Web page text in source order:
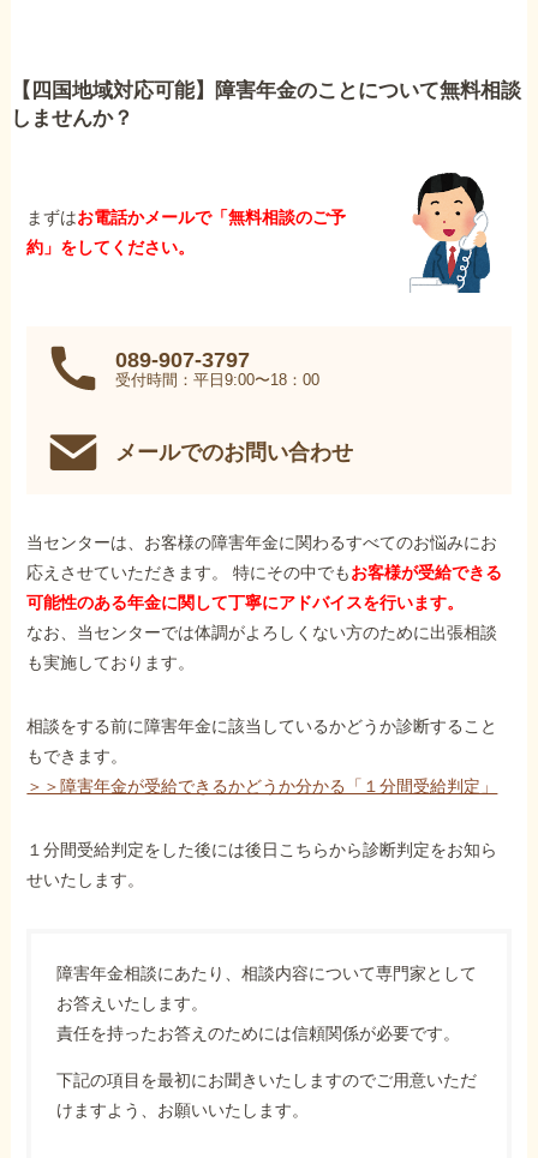
【四国地域対応可能】障害年金のことについて無料相談
しませんか？
まずはお電話かメールで「無料相談のご予
約」をしてください。
089-907-3797
受付時間：平日9:00〜18：00
メールでのお問い合わせ
当センターは、お客様の障害年金に関わるすべてのお悩みにお
応えさせていただきます。 特にその中でもお客様が受給できる
可能性のある年金に関して丁寧にアドバイスを行います。
なお、当センターでは体調がよろしくない方のために出張相談
も実施しております。
相談をする前に障害年金に該当しているかどうか診断すること
もできます。
＞＞障害年金が受給できるかどうか分かる「１分間受給判定」
１分間受給判定をした後には後日こちらから診断判定をお知ら
せいたします。
障害年金相談にあたり、相談内容について専門家として
お答えいたします。
責任を持ったお答えのためには信頼関係が必要です。
下記の項目を最初にお聞きいたしますのでご用意いただ
けますよう、お願いいたします。